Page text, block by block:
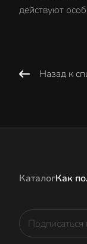
действуют
Назад к
КаталогКак